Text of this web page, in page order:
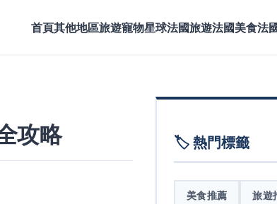
首頁其他地區旅遊寵物星球法國旅遊法國美食法
攻略 🏷️ 熱門標籤
美食推薦 旅遊